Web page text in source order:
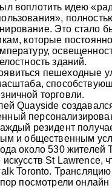
воплотить идею
Это стало
которые постоянно
зданий.
пешеходные
торговли.
Quayside
резидент
и общественным
около 530 жителей
St Lawrence,
Toronto. Трансляцию
пор посмотрели